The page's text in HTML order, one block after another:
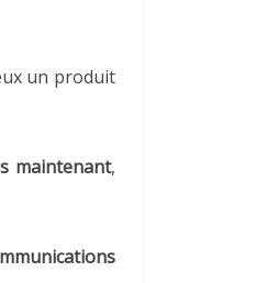
un produit
maintenant,